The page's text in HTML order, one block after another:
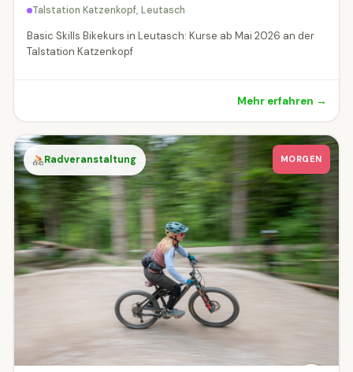
Talstation Katzenkopf, Leutasch
Basic Skills Bikekurs in Leutasch: Kurse ab Mai 2026 an der
Talstation Katzenkopf
Mehr erfahren →
Radveranstaltung MORGEN